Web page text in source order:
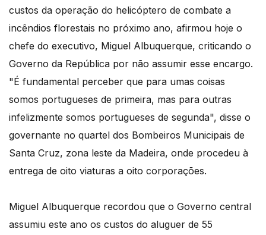
custos da operação do helicóptero de combate a
incêndios florestais no próximo ano, afirmou hoje o
chefe do executivo, Miguel Albuquerque, criticando o
Governo da República por não assumir esse encargo.
"É fundamental perceber que para umas coisas
somos portugueses de primeira, mas para outras
infelizmente somos portugueses de segunda", disse o
governante no quartel dos Bombeiros Municipais de
Santa Cruz, zona leste da Madeira, onde procedeu à
entrega de oito viaturas a oito corporações.
Miguel Albuquerque recordou que o Governo central
assumiu este ano os custos do aluguer de 55